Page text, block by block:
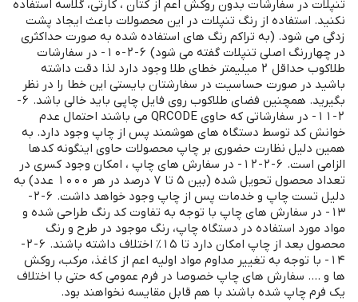
تنپلات در سفارشات بدون روکش اعم از کتان ، کارتی، گلاسه استفاده
نکنید. استفاده از رنگ تنپلات در این محصولات باعث ایجاد پشت
زدگی می شود. (به تراکم رنگ های استفاده شده به صورت حداکثری
در چهاررنگ اصلی تنپلات گفته می شود) 6-2-10- در سفارشات
طلاکوب حداقل 2 میلیمتر خطای طلا وجود دارد لذا دقت داشته
باشید در صورت حساسیت در سفارشتان بایستی این خطا را در نظر
بگیرید. همچنین فضای طلاکوب روی فایل چاپی باید خالی باشد. 6-
2-11- در سفارشاتی که حاوی QRCODE می باشند احتمال عدم
خوانش کد توسط دستگاه های هوشمند پس از چاپ وجود دارد. به
همین دلیل نظارت حضوری بر چاپ محصولات حاوی اینگونه کدها
الزامی است. 6-2-12- در سفارش های چاپ ، امکان وجود کسری در
تعداد محصول تحویل شده (بین 5 تا 7 درصد در هر 1000 عدد) به
دلیل تست چاپ و خدمات پس از چاپ وجود خواهد داشت. 6-2-
13- در سفارش های چاپ با توجه به تفاوت کد رنگ طراحی شده و
مواد مورد استفاده در دستگاه چاپ، رنگ موجود در طرح و رنگ
محصول بعد از چاپ امکان دارد تا 15% اختلاف داشته باشند. 6-2-
14- با توجه به تغییر مداوم مواد اولیه اعم از کاغذ، مرکب، روکش
ها و .... سفارش های چاپ خصوصا در فرم عمومی که حتی با اختلاف
یک فرم چاپ شده باشند با هم قابل مقایسه نخواهند بود.